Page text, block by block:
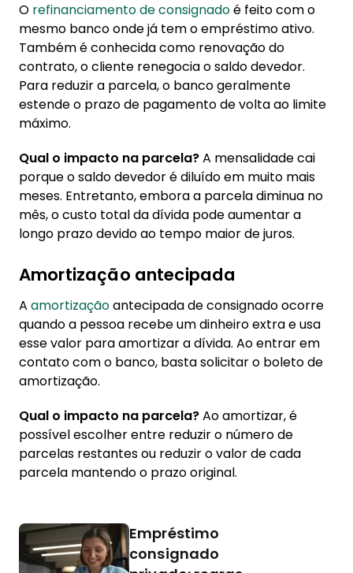
O refinanciamento de consignadoé feito com o
mesmo banco onde já tem o empréstimo ativo.
Também é conhecida como renovação do
contrato, o cliente renegocia o saldo devedor.
Para reduzir a parcela, o banco geralmente
estende o prazo de pagamento de volta ao limite
máximo.
Qual o impacto na parcela?A mensalidade cai
porque o saldo devedor é diluído em muito mais
meses. Entretanto, embora a parcela diminua no
mês, o custo total da dívida pode aumentar a
longo prazo devido ao tempo maior de juros.
Amortização antecipada
A amortizaçãoantecipada de consignado ocorre
quando a pessoa recebe um dinheiro extra e usa
esse valor para amortizar a dívida. Ao entrar em
contato com o banco, basta solicitar o boleto de
amortização.
Qual o impacto na parcela?Ao amortizar, é
possível escolher entre reduzir o número de
parcelas restantes ou reduzir o valor de cada
parcela mantendo o prazo original.
Empréstimo
consignado